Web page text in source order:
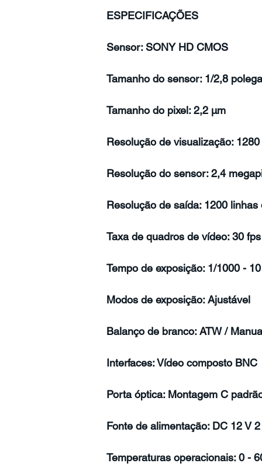
ESPECIFICAÇÕES
Sensor: SONY HD CMOS
Tamanho do sensor: 1/2,8
Tamanho do pixel: 2,2 µm
Resolução de visualização:
Resolução do sensor: 2,4
Resolução de saída: 1200 linhas
Taxa de quadros de vídeo: 30 fps
Tempo de exposição: 1/1000 -
Modos de exposição: Ajustável
Balanço de branco: ATW /
Interfaces: Vídeo composto BNC
Porta óptica: Montagem C
Fonte de alimentação: DC 12 V
Temperaturas operacionais: 0 -